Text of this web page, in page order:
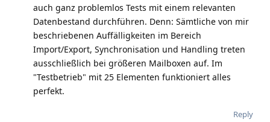
auch ganz problemlos Tests mit einem relevanten
Datenbestand durchführen. Denn: Sämtliche von mir
beschriebenen Auffälligkeiten im Bereich
Import/Export, Synchronisation und Handling treten
ausschließlich bei größeren Mailboxen auf. Im
"Testbetrieb" mit 25 Elementen funktioniert alles
perfekt.
Reply